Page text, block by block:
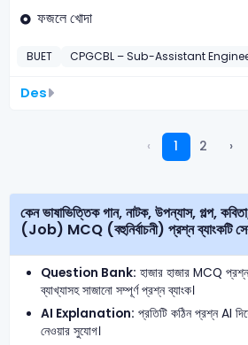
ফজলে খোদা
BUET CPGCBL – Sub-Assistant
Des
‹ 1 2 ›
কেন ভাষাভিত্তিক গান, নাটক, উপন্যাস, গল্প, কবিতা, চলচ্চিত্র নিয়োগ
(Job) MCQ (বহুনির্বাচনী) প্রশ্ন ব্যাংকটি
Question Bank: হাজার হাজার MCQ
ব্যাখ্যাসহ সাজানো সম্পূর্ণ প্রশ্ন ব্যাংক।
AI Explanation: প্রতিটি কঠিন প্রশ্ন AI
নেওয়ার সুযোগ।